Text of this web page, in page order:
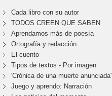
Cada libro con su autor
TODOS CREEN QUE SABEN
Aprendamos más de poesía
Ortografía y redacción
El cuento
Tipos de textos - Por imagen
'Crónica de una muerte anunciada'
Juego y aprendo: Narración